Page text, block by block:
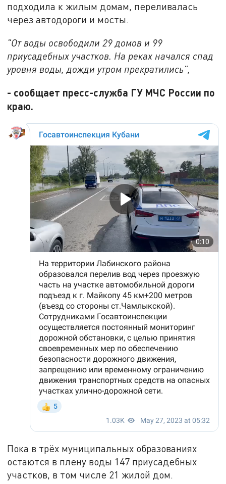
подходила к жилым домам, переливалась
через автодороги и мосты.
"От воды освободили 29 домов и 99
приусадебных участков. На реках начался спад
уровня воды, дожди утром прекратились",
- сообщает пресс-служба ГУ МЧС России по
краю.
Пока в трёх муниципальных образованиях
остаются в плену воды 147 приусадебных
участков, в том числе 21 жилой дом.